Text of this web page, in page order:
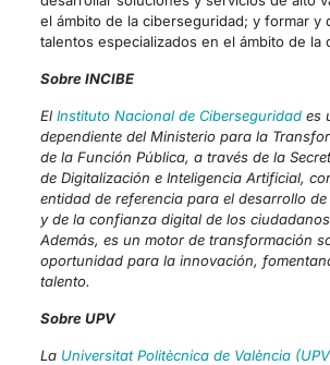
el ámbito de la ciberseguridad; y formar y
talentos especializados en el ámbito de la
Sobre INCIBE
El Instituto Nacional de Ciberseguridad es
dependiente del Ministerio para la
de la Función Pública, a través de la
de Digitalización e Inteligencia Artificial,
entidad de referencia para el desarrollo
y de la confianza digital de los
Además, es un motor de transformación
oportunidad para la innovación,
talento.
Sobre UPV
La Universitat Politècnica de València